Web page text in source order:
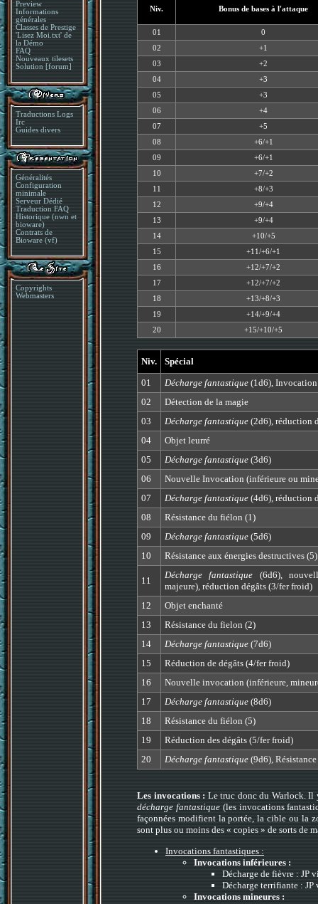
Preview
Informations
générales
Classes de Prestige
'Lisez Moi.txt' de
la Démo
FAQ
Nouveaux tilesets
Solution [forum]
Traductions Logs
Irc
Guides divers
Généralités
Configuration
minimale
Serveur Dédié
Traduction FAQ
Historique (nwn et
bioware)
Contrats de
Bioware (vf)
Copyrights
Webmasters
Niv. Bonus de bases à l'attaque
01
0
02
+1
03
+2
04
+3
05
+3
06
+4
07
+5
08
+6/+1
09
+6/+1
10
+7/+2
11
+8/+3
12
+9/+4
13
+9/+4
14
+10/+5
15
+11/+6/+1
16
+12/+7/+2
17
+12/+7/+2
18
+13/+8/+3
19
+14/+9/+4
20
+15/+10/+5
Niv.
Spécial
01
Décharge fantastique (1d6),
02
Détection de la magie
03
Décharge fantastique (2d6), réduction
04
Objet leurré
05
Décharge fantastique (3d6)
06
Nouvelle Invocation (inférieure ou
07
Décharge fantastique (4d6), réduction
08
Résistance du fiélon (1)
09
Décharge fantastique (5d6)
10
Résistance aux énergies destructives (5)
11
Décharge fantastique (6d6),
majeure), réduction dégâts (3/fer froid)
12
Objet enchanté
13
Résistance du fielon (2)
14
Décharge fantastique (7d6)
15
Réduction de dégâts (4/fer froid)
16
Nouvelle invocation (inférieure,
17
Décharge fantastique (8d6)
18
Résistance du fiélon (5)
19
Réduction des dégâts (5/fer froid)
20
Décharge fantastique (9d6),
Les invocations : Le truc donc du Warlock. Il
décharge fantastique(les invocations
façonnées modifient la portée, la cible ou la
sont plus ou moins des « copies » de sorts de
Invocations fantastiques :
Invocations inférieures :
Décharge de fièvre : JP
Décharge terrifiante :
Invocations mineures :